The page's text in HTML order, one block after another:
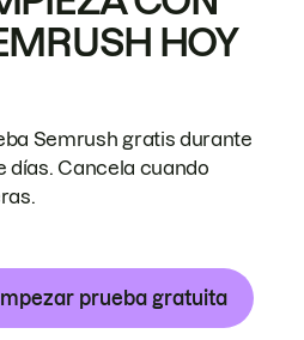
HOY
Semrush gratis durante
días. Cancela cuando
prueba gratuita